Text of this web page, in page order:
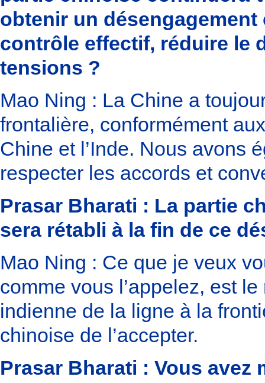
obtenir un
contrôle effectif, réduire le
tensions ?
Mao Ning : La Chine a
frontalière, conformément
Chine et l’Inde. Nous avons
respecter les accords et
Prasar Bharati : La partie
sera rétabli à la fin de ce
Mao Ning : Ce que je veux
comme vous l’appelez, est
indienne de la ligne à la
chinoise de l’accepter.
Prasar Bharati : Vous avez